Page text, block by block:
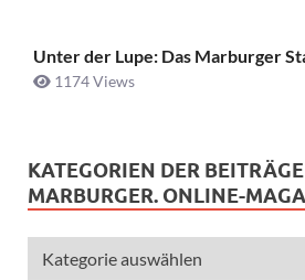
Unter der Lupe: Das Marburger
1174 Views
KATEGORIEN DER
MARBURGER. ONLINE-